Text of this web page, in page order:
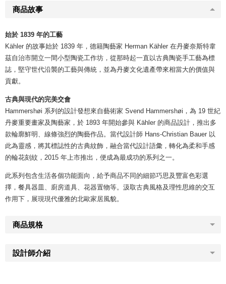
商品故事
始於 1839 年的工藝
Kähler 的故事始於 1839 年，德籍陶藝家 Herman Kähler 在丹麥奈斯特韋
茲自治市開立一間小型陶瓷工作坊，從那時起一直以古典陶瓷手工藝為標
誌，堅守世代沿襲的工藝與傳統，並為丹麥文化遺產帶來相當大的價值與
貢獻。
古典與現代的完美交會
Hammershøi 系列的設計發想來自藝術家 Svend Hammershøi，為 19 世紀
丹麥重要畫家及陶藝家，於 1893 年開始參與 Kähler 的商品設計，推出多
款輪廓鮮明、線條強烈的陶藝作品。當代設計師 Hans-Christian Bauer 以
此為靈感，將其標誌性的古典紋飾，融合當代設計語彙，轉化為柔和手感
的輪花刻紋，2015 年上市推出，便成為最成功的系列之一。
此系列包含生活各個功能面向，給予商品不同的細節巧思及豐富色彩選
擇，餐具器皿、廚房道具、花器置物等。汲取古典風格及理性思維的交互
作用下，展現現代優雅的北歐家居風貌。
商品規格
設計師介紹